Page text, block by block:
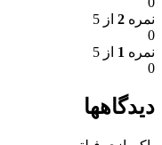
نمره 2 از 5
0
نمره 1 از 5
0
دیدگاهها